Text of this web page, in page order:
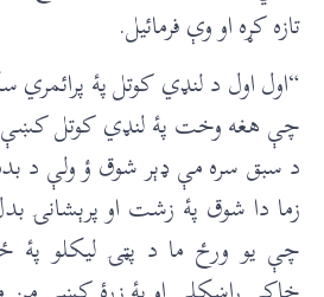
تازه کړه او وې فرمائيل.
“اول اول د لنډي کوتل پۀ
چې هغه وخت پۀ لنډي کوتل
د سبق سره مې ډېر شوق ؤ ولې د
زما دا شوق پۀ زشت او پرېشانۍ
چې يو ورځ ما د پټۍ ليکلو پۀ